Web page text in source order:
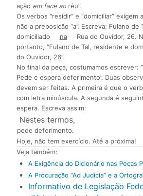
ação em face aoréu”.
Os verbos “residir” e “domiciliar” exigem
não a preposição “a”. Escreva: Fulano de
domiciliado
na
Rua do Ouvidor, 26.
portanto, “Fulano de Tal, residente e
do Ouvidor, 26”.
No final da peça, costumamos escrever:
Pede e espera deferimento”. Duas
devem ser feitas. A primeira é que o
com letra minúscula. A segunda é
espera. Escreva assim:
Nestes termos,
pede deferimento.
Hoje, não tem exercício. Até a próxima!
Veja também:
A Exigência do Dicionário nas Peças
A Procuração “Ad Judicia” e a
Informativo de Legislação